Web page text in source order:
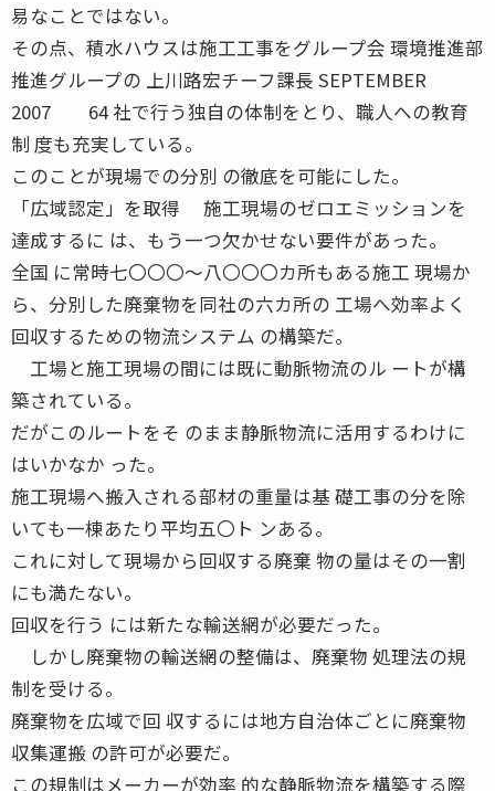
易なことではない。
その点、積水ハウスは施工工事をグループ会 環境推進部
推進グループの 上川路宏チーフ課長 SEPTEMBER
2007 64 社で行う独自の体制をとり、職人への教育
制 度も充実している。
このことが現場での分別 の徹底を可能にした。
「広域認定」を取得 施工現場のゼロエミッションを
達成するに は、もう一つ欠かせない要件があった。
全国 に常時七〇〇〇〜八〇〇〇カ所もある施工 現場か
ら、分別した廃棄物を同社の六カ所の 工場へ効率よく
回収するための物流システム の構築だ。
工場と施工現場の間には既に動脈物流のル ートが構
築されている。
だがこのルートをそ のまま静脈物流に活用するわけに
はいかなか った。
施工現場へ搬入される部材の重量は基 礎工事の分を除
いても一棟あたり平均五〇ト ンある。
これに対して現場から回収する廃棄 物の量はその一割
にも満たない。
回収を行う には新たな輸送網が必要だった。
しかし廃棄物の輸送網の整備は、廃棄物 処理法の規
制を受ける。
廃棄物を広域で回 収するには地方自治体ごとに廃棄物
収集運搬 の許可が必要だ。
この規制はメーカーが効率 的な静脈物流を構築する際